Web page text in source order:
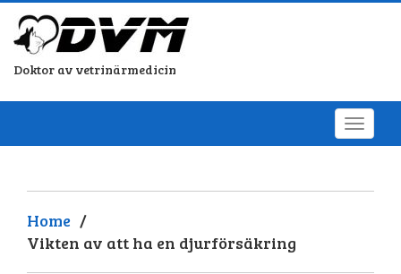
Doktor av vetrinärmedicin
Home /
Vikten av att ha en djurförsäkring